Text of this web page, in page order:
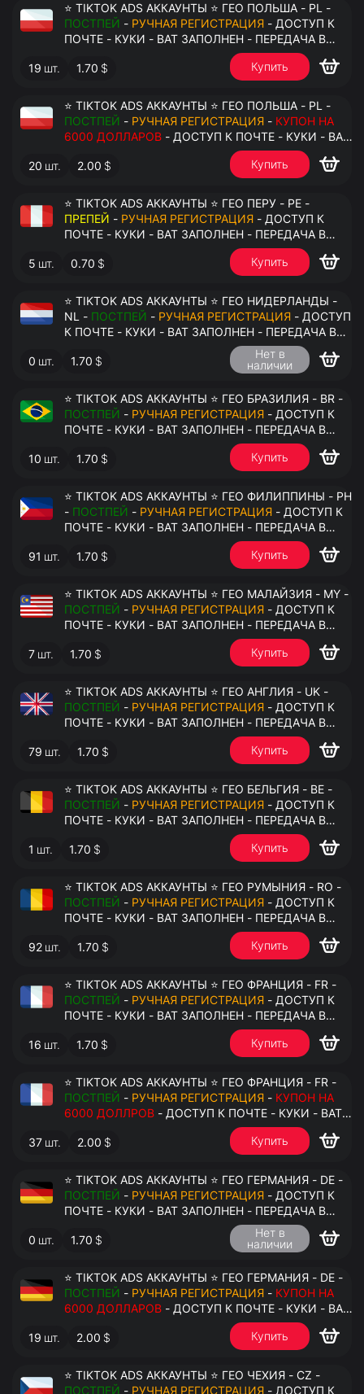
⭐ TIKTOK ADS АККАУНТЫ ⭐ ГЕО ПОЛЬША - PL -
ПОСТПЕЙ - РУЧНАЯ РЕГИСТРАЦИЯ - ДОСТУП К
ПОЧТЕ - КУКИ - ВАТ ЗАПОЛНЕН - ПЕРЕДАЧА В
19 шт. 1.70 $ Купить
⭐ TIKTOK ADS АККАУНТЫ ⭐ ГЕО ПОЛЬША - PL -
ПОСТПЕЙ - РУЧНАЯ РЕГИСТРАЦИЯ - КУПОН НА
6000 ДОЛЛАРОВ - ДОСТУП К ПОЧТЕ - КУКИ - ВАТ
ЗАПОЛНЕН - ПЕРЕДАЧА В АНТИДЕТЕКТ
20 шт. 2.00 $ Купить
⭐ TIKTOK ADS АККАУНТЫ ⭐ ГЕО ПЕРУ - PE -
ПРЕПЕЙ - РУЧНАЯ РЕГИСТРАЦИЯ - ДОСТУП К
ПОЧТЕ - КУКИ - ВАТ ЗАПОЛНЕН - ПЕРЕДАЧА В
5 шт. 0.70 $ Купить
⭐ TIKTOK ADS АККАУНТЫ ⭐ ГЕО НИДЕРЛАНДЫ -
NL - ПОСТПЕЙ - РУЧНАЯ РЕГИСТРАЦИЯ - ДОСТУП
К ПОЧТЕ - КУКИ - ВАТ ЗАПОЛНЕН - ПЕРЕДАЧА В
0 шт. 1.70 $
Нет в
наличии
⭐ TIKTOK ADS АККАУНТЫ ⭐ ГЕО БРАЗИЛИЯ - BR -
ПОСТПЕЙ - РУЧНАЯ РЕГИСТРАЦИЯ - ДОСТУП К
ПОЧТЕ - КУКИ - ВАТ ЗАПОЛНЕН - ПЕРЕДАЧА В
10 шт. 1.70 $ Купить
⭐ TIKTOK ADS АККАУНТЫ ⭐ ГЕО ФИЛИППИНЫ - PH
- ПОСТПЕЙ - РУЧНАЯ РЕГИСТРАЦИЯ - ДОСТУП К
ПОЧТЕ - КУКИ - ВАТ ЗАПОЛНЕН - ПЕРЕДАЧА В
91 шт. 1.70 $ Купить
⭐ TIKTOK ADS АККАУНТЫ ⭐ ГЕО МАЛАЙЗИЯ - MY -
ПОСТПЕЙ - РУЧНАЯ РЕГИСТРАЦИЯ - ДОСТУП К
ПОЧТЕ - КУКИ - ВАТ ЗАПОЛНЕН - ПЕРЕДАЧА В
7 шт. 1.70 $ Купить
⭐ TIKTOK ADS АККАУНТЫ ⭐ ГЕО АНГЛИЯ - UK -
ПОСТПЕЙ - РУЧНАЯ РЕГИСТРАЦИЯ - ДОСТУП К
ПОЧТЕ - КУКИ - ВАТ ЗАПОЛНЕН - ПЕРЕДАЧА В
79 шт. 1.70 $ Купить
⭐ TIKTOK ADS АККАУНТЫ ⭐ ГЕО БЕЛЬГИЯ - BE -
ПОСТПЕЙ - РУЧНАЯ РЕГИСТРАЦИЯ - ДОСТУП К
ПОЧТЕ - КУКИ - ВАТ ЗАПОЛНЕН - ПЕРЕДАЧА В
1 шт. 1.70 $ Купить
⭐ TIKTOK ADS АККАУНТЫ ⭐ ГЕО РУМЫНИЯ - RO -
ПОСТПЕЙ - РУЧНАЯ РЕГИСТРАЦИЯ - ДОСТУП К
ПОЧТЕ - КУКИ - ВАТ ЗАПОЛНЕН - ПЕРЕДАЧА В
92 шт. 1.70 $ Купить
⭐ TIKTOK ADS АККАУНТЫ ⭐ ГЕО ФРАНЦИЯ - FR -
ПОСТПЕЙ - РУЧНАЯ РЕГИСТРАЦИЯ
ПОЧТЕ - КУКИ - ВАТ ЗАПОЛНЕН - ПЕРЕДАЧА В
16 шт. 1.70 $ Купить
⭐ TIKTOK ADS АККАУНТЫ ⭐ ГЕО ФРАНЦИЯ - FR -
ПОСТПЕЙ - РУЧНАЯ РЕГИСТРАЦИЯ - КУПОН НА
6000 ДОЛЛРОВ - ДОСТУП К ПОЧТЕ - КУКИ - ВАТ
ЗАПОЛНЕН - ПЕРЕДАЧА В АНТИДЕТЕКТ
37 шт. 2.00 $ Купить
⭐ TIKTOK ADS АККАУНТЫ ⭐ ГЕО ГЕРМАНИЯ - DE -
ПОСТПЕЙ - РУЧНАЯ РЕГИСТРАЦИЯ - ДОСТУП К
ПОЧТЕ - КУКИ - ВАТ ЗАПОЛНЕН - ПЕРЕДАЧА В
0 шт. 1.70 $
Нет в
наличии
⭐ TIKTOK ADS АККАУНТЫ ⭐ ГЕО ГЕРМАНИЯ - DE -
ПОСТПЕЙ - РУЧНАЯ РЕГИСТРАЦИЯ - КУПОН НА
6000 ДОЛЛАРОВ - ДОСТУП К ПОЧТЕ - КУКИ - ВАТ
ЗАПОЛНЕН - ПЕРЕДАЧА В АНТИДЕТЕКТ
19 шт. 2.00 $ Купить
⭐ TIKTOK ADS АККАУНТЫ ⭐ ГЕО ЧЕХИЯ - CZ -
ПОСТПЕЙ - РУЧНАЯ РЕГИСТРАЦИЯ